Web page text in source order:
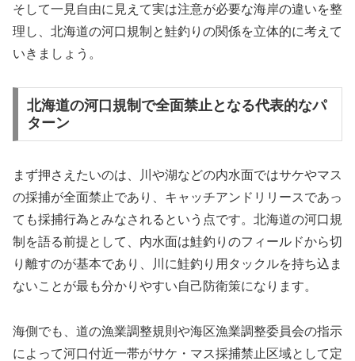
そして一見自由に見えて実は注意が必要な海岸の違いを整
理し、北海道の河口規制と鮭釣りの関係を立体的に考えて
いきましょう。
北海道の河口規制で全面禁止となる代表的なパ
ターン
まず押さえたいのは、川や湖などの内水面ではサケやマス
の採捕が全面禁止であり、キャッチアンドリリースであっ
ても採捕行為とみなされるという点です。北海道の河口規
制を語る前提として、内水面は鮭釣りのフィールドから切
り離すのが基本であり、川に鮭釣り用タックルを持ち込ま
ないことが最も分かりやすい自己防衛策になります。
海側でも、道の漁業調整規則や海区漁業調整委員会の指示
によって河口付近一帯がサケ・マス採捕禁止区域として定